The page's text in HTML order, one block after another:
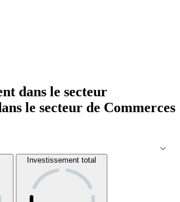
dans le secteur
le secteur de Commerces
Investissement total